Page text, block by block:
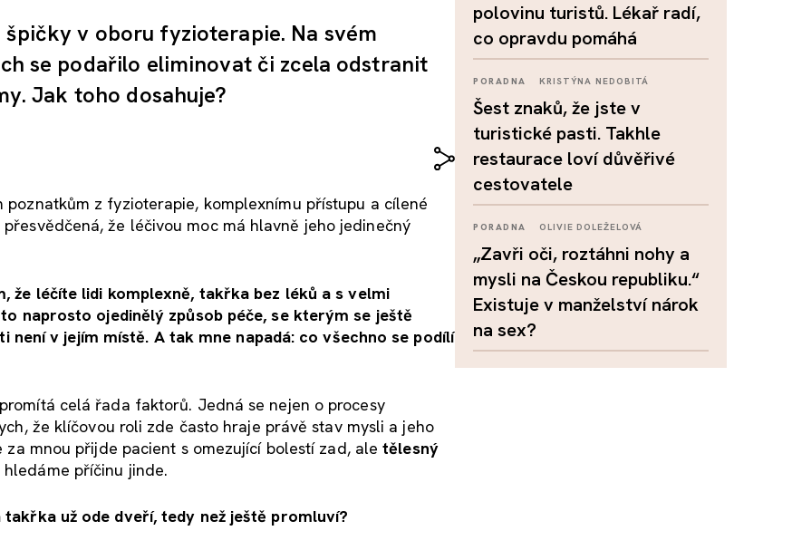
v oboru fyzioterapie. Na svém
se podařilo eliminovat či zcela odstranit
Jak toho dosahuje?
poznatkům z fyzioterapie, komplexnímu přístupu a cílené
že léčivou moc má hlavně jeho jedinečný
že léčíte lidi komplexně, takřka bez léků a s velmi
naprosto ojedinělý způsob péče, se kterým se ještě
v jejím místě. A tak mne napadá: co všechno se podílí
celá řada faktorů. Jedná se nejen o procesy
že klíčovou roli zde často hraje právě stav mysli a jeho
mnou přijde pacient s omezující bolestí zad, aletělesný
příčinu jinde.
už ode dveří, tedy než ještě promluví?
polovinu turistů. Lékař radí,
co opravdu pomáhá
PORADNA KRISTÝNA NEDOBITÁ
Šest znaků, že jste v
turistické pasti. Takhle
restaurace loví důvěřivé
cestovatele
PORADNA OLIVIE DOLEŽELOVÁ
„Zavři oči, roztáhni nohy a
mysli na Českou republiku.“
Existuje v manželství nárok
na sex?